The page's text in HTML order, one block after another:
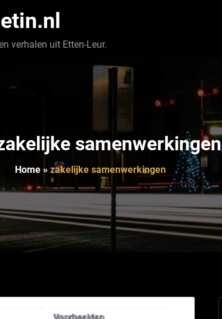
verhalen uit Etten-Leur.
samenwerkingen
Home» zakelijke samenwerkingen